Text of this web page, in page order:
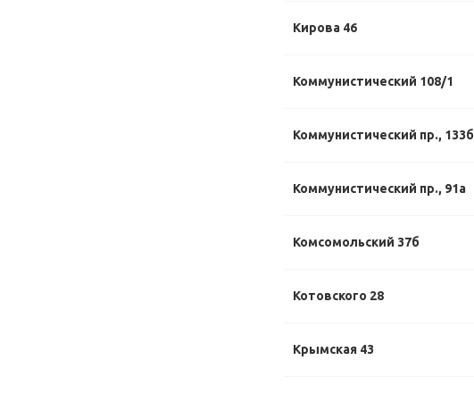
Кирова 46
Коммунистический 108/1
Коммунистический пр., 133б
Коммунистический пр., 91а
Комсомольский 37б
Котовского 28
Крымская 43